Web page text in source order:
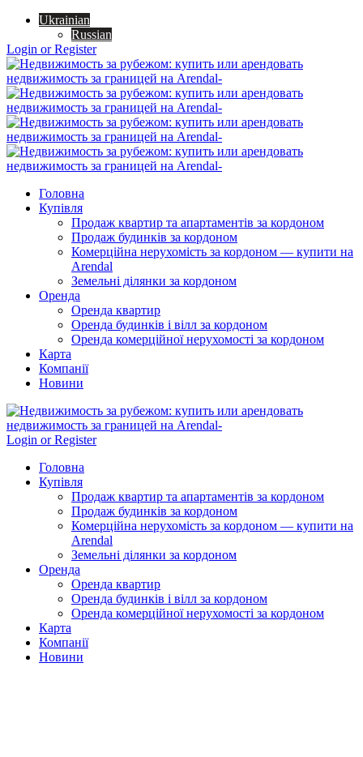
Ukrainian
Russian
Login or Register
Головна
Купівля
Продаж квартир та апартаментів за кордоном
Продаж будинків за кордоном
Комерційна нерухомість за кордоном — купити на
Arendal
Земельні ділянки за кордоном
Оренда
Оренда квартир
Оренда будинків і вілл за кордоном
Оренда комерційної нерухомості за кордоном
Карта
Компанії
Новини
Login or Register
Головна
Купівля
Продаж квартир та апартаментів за кордоном
Продаж будинків за кордоном
Комерційна нерухомість за кордоном — купити на
Arendal
Земельні ділянки за кордоном
Оренда
Оренда квартир
Оренда будинків і вілл за кордоном
Оренда комерційної нерухомості за кордоном
Карта
Компанії
Новини